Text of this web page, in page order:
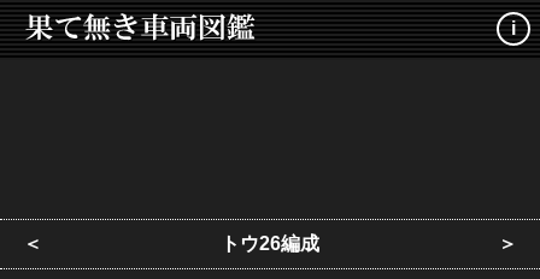
i
＜ トウ26編成 ＞